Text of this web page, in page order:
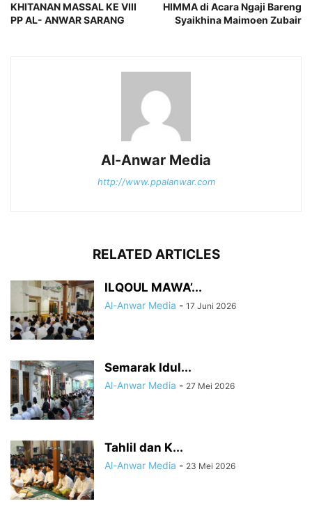
KHITANAN MASSAL KE VIII
PP AL- ANWAR SARANG
HIMMA di Acara Ngaji Bareng
Syaikhina Maimoen Zubair
Al-Anwar Media
http://www.ppalanwar.com
RELATED ARTICLES
ILQOUL MAWA’...
Al-Anwar Media - 17 Juni 2026
Semarak Idul...
Al-Anwar Media - 27 Mei 2026
Tahlil dan K...
Al-Anwar Media - 23 Mei 2026